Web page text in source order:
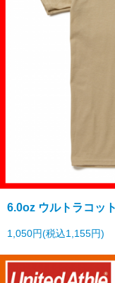
6.0oz ウルトラコッ
1,050円(税込1,155円)